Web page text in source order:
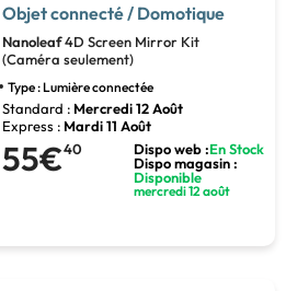
Objet connecté / Domotique
Nanoleaf4D Screen Mirror Kit
(Caméra seulement)
Type : Lumière connectée
Standard : Mercredi 12 Août
Express : Mardi 11 Août
55€40 Dispo web :En Stock
Dispo magasin :
Disponible
mercredi 12 août